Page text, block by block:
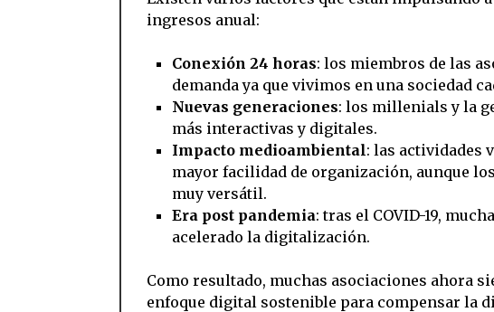
ingresos anual:
Conexión 24 horas: los miembros de las
demanda ya que vivimos en una sociedad
Nuevas generaciones: los millenials y la
más interactivas y digitales.
Impacto medioambiental: las actividades
mayor facilidad de organización, aunque
muy versátil.
Era post pandemia: tras el COVID-19,
acelerado la digitalización.
Como resultado, muchas asociaciones ahora
enfoque digital sostenible para compensar la